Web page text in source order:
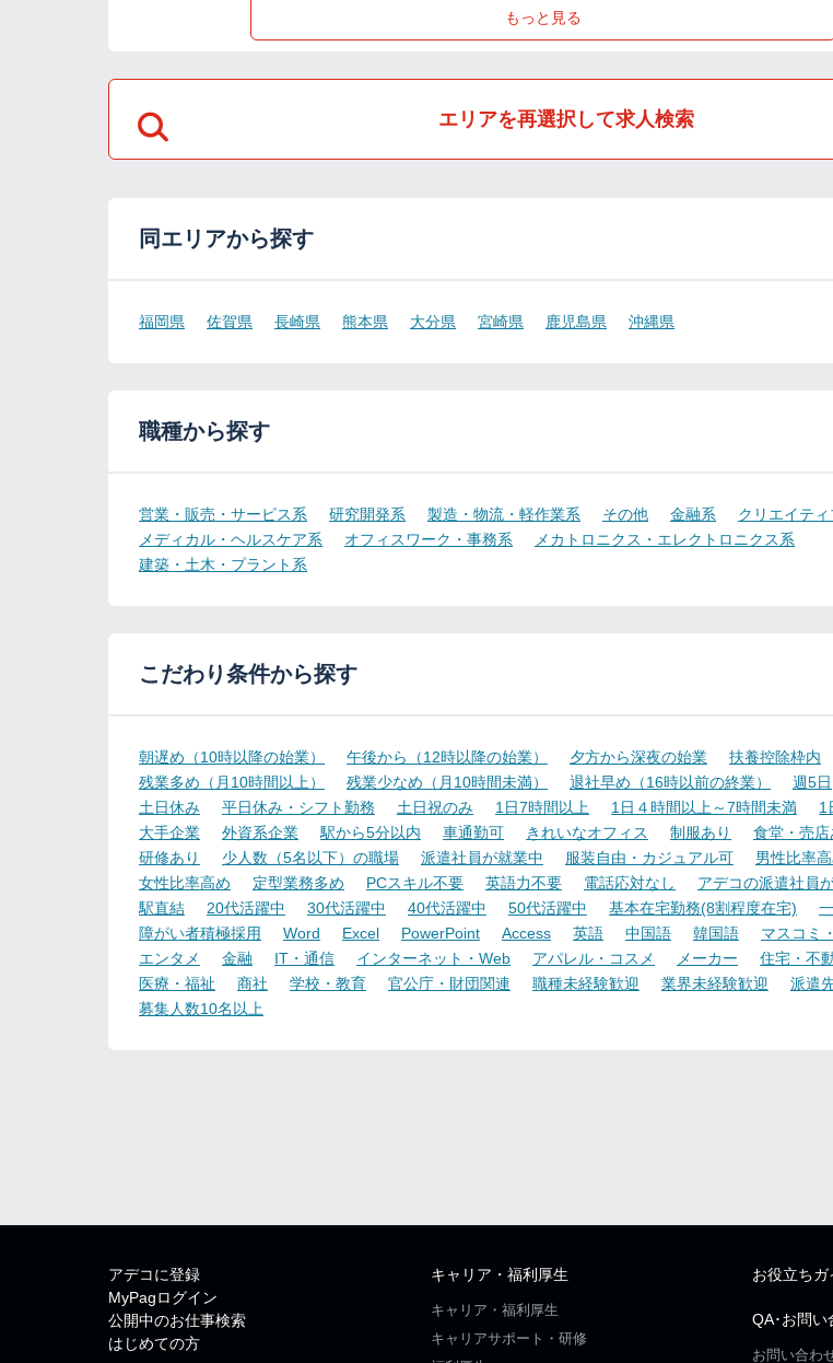
もっと見る
エリアを再選択して求人検索
同エリアから探す
福岡県 佐賀県 長崎県 熊本県 大分県 宮崎県 鹿児島県 沖縄県
職種から探す
営業・販売・サービス系 研究開発系 製造・物流・軽作業系 その他 金融系 クリエイティ
メディカル・ヘルスケア系
オフィスワーク・事務系
メカトロニクス・エレクトロニクス系
建築・土木・プラント系
こだわり条件から探す
朝遅め（10時以降の始業） 午後から（12時以降の始業） 夕方から深夜の始業 扶養控除枠内
残業多め（月10時間以上）
残業少なめ（月10時間未満） 退社早め（16時以前の終業） 週5日
土日休み
平日休み・シフト勤務 土日祝のみ 1日7時間以上 1日４時間以上～7時間未満
1
大手企業
外資系企業 駅から5分以内 車通勤可 きれいなオフィス 制服あり
食堂・売店
研修あり
少人数（5名以下）の職場 派遣社員が就業中 服装自由・カジュアル可
男性比率
女性比率高め
定型業務多め PCスキル不要 英語力不要 電話応対なし
アデコの派遣社員
駅直結
20代活躍中 30代活躍中 40代活躍中 50代活躍中 基本在宅勤務(8割程度在宅)
障がい者積極採用
Word Excel PowerPoint Access 英語 中国語 韓国語
マスコミ
エンタメ
金融 IT・通信 インターネット・Web アパレル・コスメ メーカー
住宅・不
医療・福祉
商社 学校・教育 官公庁・財団関連 職種未経験歓迎 業界未経験歓迎
派遣
募集人数10名以上
アデコに登録
MyPagログイン
公開中のお仕事検索
はじめての方
キャリア・福利厚生
キャリア・福利厚生
キャリアサポート・研修
お役立ちガ
QA･お問い
お問い合わ